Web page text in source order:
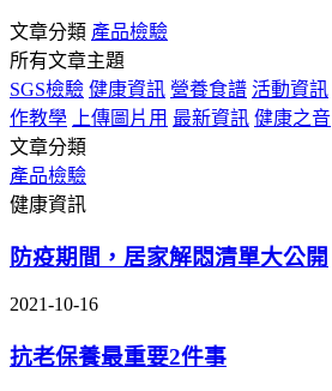
文章分類 產品檢驗
所有文章主題
SGS檢驗 健康資訊 營養食譜 活動資訊
作教學
上傳圖片用 最新資訊 健康之音
文章分類
產品檢驗
健康資訊
防疫期間，居家解悶清單大公開
2021-10-16
抗老保養最重要2件事